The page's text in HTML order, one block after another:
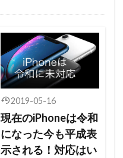
2019-05-16
現在のiPhoneは令和
になった今も平成表
示される！対応はい